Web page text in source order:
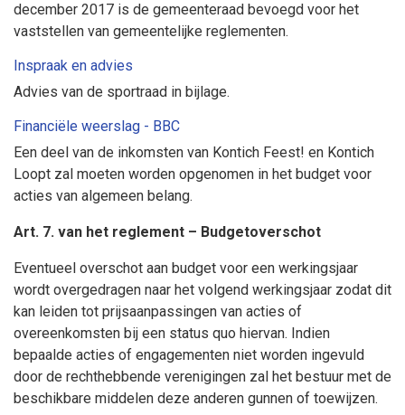
december 2017 is de gemeenteraad bevoegd voor het
vaststellen van gemeentelijke reglementen.
Inspraak en advies
Advies van de sportraad in bijlage.
Financiële weerslag - BBC
Een deel van de inkomsten van Kontich Feest! en Kontich
Loopt zal moeten worden opgenomen in het budget voor
acties van algemeen belang.
Art. 7. van het reglement – Budgetoverschot
Eventueel overschot aan budget voor een werkingsjaar
wordt overgedragen naar het volgend werkingsjaar zodat dit
kan leiden tot prijsaanpassingen van acties of
overeenkomsten bij een status quo hiervan. Indien
bepaalde acties of engagementen niet worden ingevuld
door de rechthebbende verenigingen zal het bestuur met de
beschikbare middelen deze anderen gunnen of toewijzen.